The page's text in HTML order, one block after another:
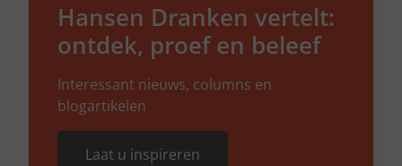
Hansen Dranken vertelt:
ontdek, proef en beleef
Interessant nieuws, columns en
blogartikelen
Laat u inspireren